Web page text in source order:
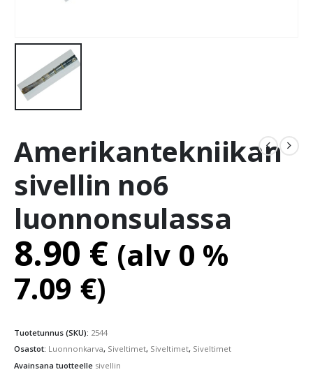
Amerikantekniikan
sivellin no6
luonnonsulassa
8.90 € (alv 0 %
7.09 €)
Tuotetunnus (SKU): 2544
Osastot: Luonnonkarva, Siveltimet, Siveltimet, Siveltimet
Avainsana tuotteelle sivellin